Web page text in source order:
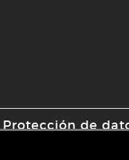
Protección de